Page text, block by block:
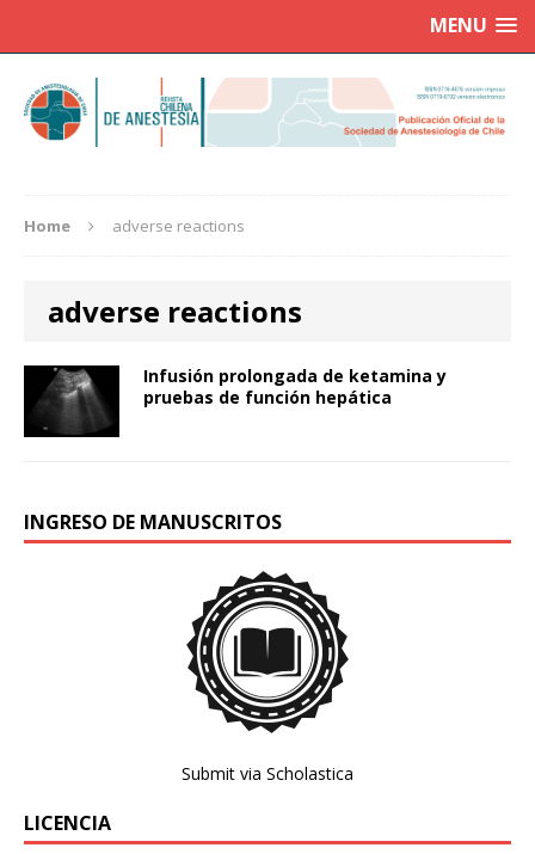
MENU
Home adverse reactions
adverse reactions
Infusión prolongada de ketamina y
pruebas de función hepática
INGRESO DE MANUSCRITOS
Submit via Scholastica
LICENCIA